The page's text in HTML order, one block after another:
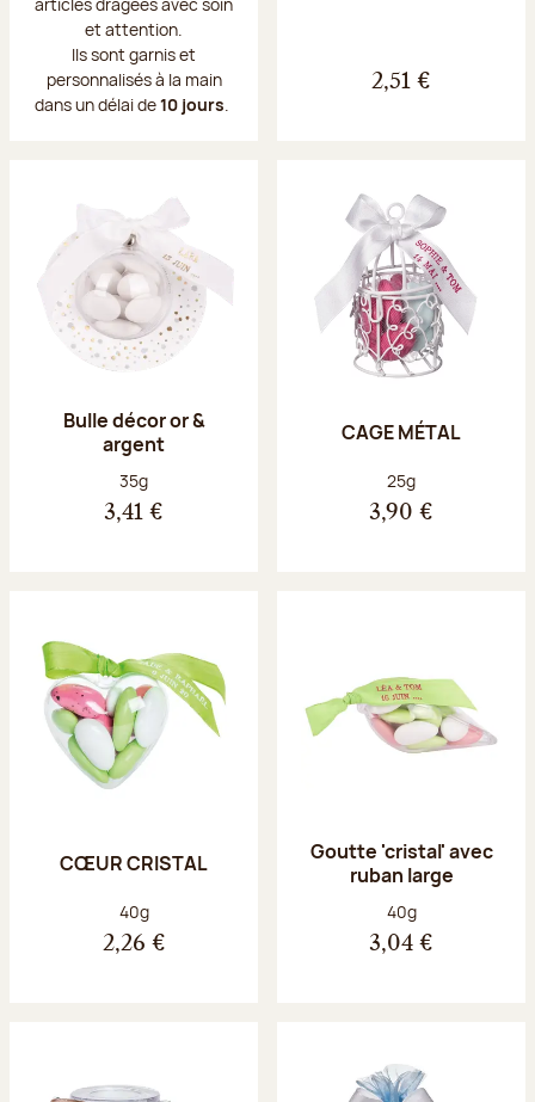
et attention.
Ils sont garnis et
personnalisés à la main
dans un délai de10 jours.
2,51 €
Bulle décor or &
argent
Poids net :
35g
3,41 €
CAGE MÉTAL
Poids net :
25g
3,90 €
CŒUR CRISTAL
Poids net :
40g
2,26 €
Goutte 'cristal' avec
ruban large
Poids net :
40g
3,04 €